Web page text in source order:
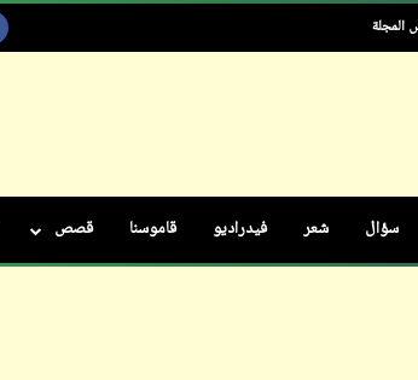
المجلة
سؤال شعر فيدراديو قاموسنا قصص
20 يناير 2024